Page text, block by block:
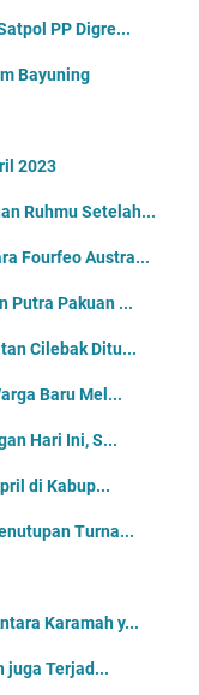
PP Digre...
Bayuning
2023
Ruhmu Setelah...
Fourfeo Austra...
Putra Pakuan ...
Cilebak Ditu...
Baru Mel...
Hari Ini, S...
di Kabup...
Turna...
Karamah y...
juga Terjad...